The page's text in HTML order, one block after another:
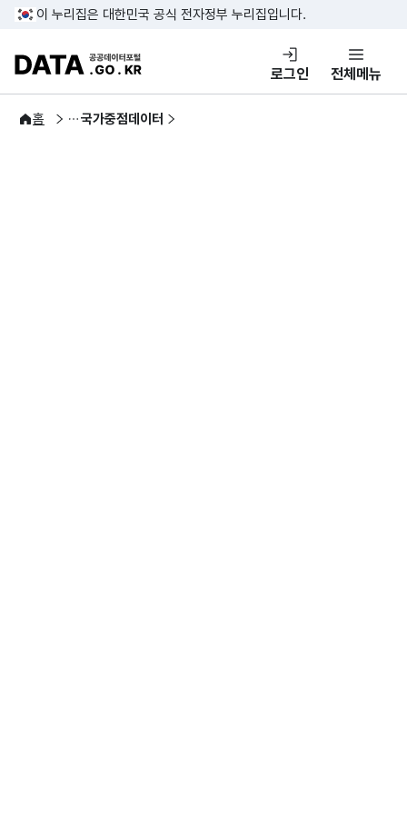
콘텐츠 바로가기
푸터 바로가기
이 누리집은 대한민국 공식 전자정부 누리집입니다.
DATA.GO.KR 공공데이터포털
로그인 전체메뉴
홈
공공데이터 국가중점데이터